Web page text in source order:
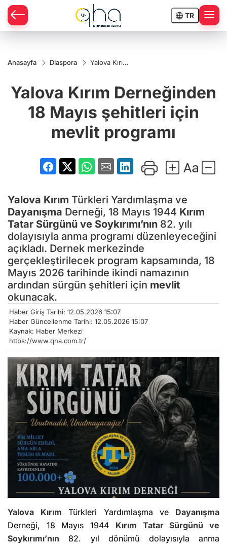
TR
Anasayfa Diaspora
Yalova Kırım
şehitleri için
mevlit
Yalova Kırım Derneğinden
18 Mayıs şehitleri için
mevlit programı
Yalova Kırım Türkleri Yardımlaşma ve
Dayanışma Derneği, 18 Mayıs 1944 Kırım
Tatar Sürgünü ve Soykırımı’nın 82. yılı
dolayısıyla anma programı düzenleyeceğini
açıkladı. Dernek merkezinde
gerçekleştirilecek program kapsamında, 18
Mayıs 2026 tarihinde ikindi namazının
ardından sürgün şehitleri için mevlit
okunacak.
Haber Giriş Tarihi: 12.05.2026 15:07
Haber Güncellenme Tarihi: 12.05.2026 15:07
Kaynak: Haber Merkezi
https://www.qha.com.tr/
Yalova Kırım Türkleri Yardımlaşma ve Dayanışma
Derneği, 18 Mayıs 1944 Kırım Tatar Sürgünü ve
Soykırımı’nın 82. yıl dönümü dolayısıyla anma